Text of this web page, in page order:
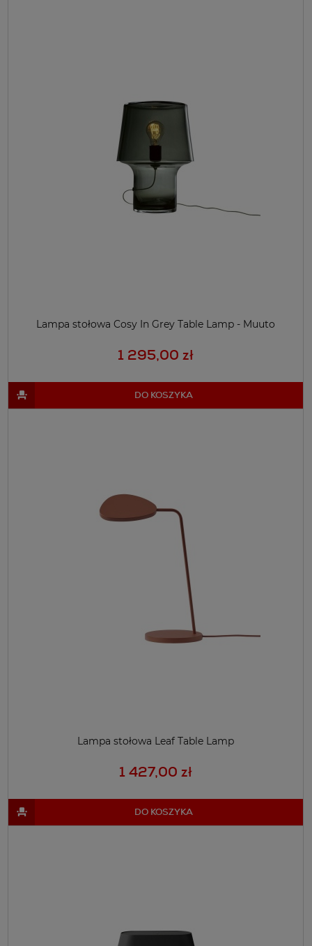
Lampa stołowa Cosy In Grey Table Lamp - Muuto
1 295,00 zł
DO KOSZYKA
Lampa stołowa Leaf Table Lamp
1 427,00 zł
DO KOSZYKA